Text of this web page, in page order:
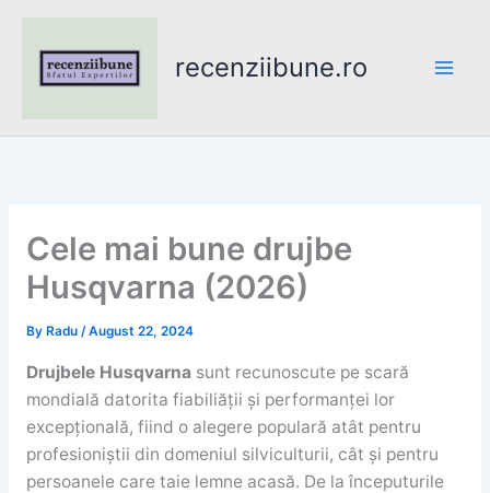
content
recenziibune.ro
Cele mai bune drujbe
Husqvarna (2026)
By Radu /August 22, 2024
Drujbele Husqvarna sunt recunoscute pe scară
mondială datorita fiabiliății și performanței lor
excepțională, fiind o alegere populară atât pentru
profesioniștii din domeniul silviculturii, cât și pentru
persoanele care taie lemne acasă. De la începuturile